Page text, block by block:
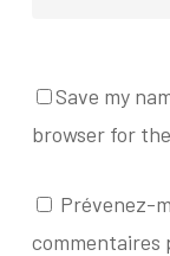
Save my
browser for
Prévenez-
commentaires